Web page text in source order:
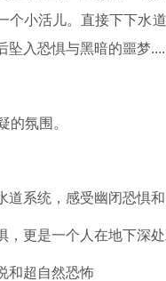
个小活儿。直接下下水
入恐惧与黑暗的噩梦
的氛围。
系统，感受幽闭恐惧
更是一个人在地下深
和超自然恐怖